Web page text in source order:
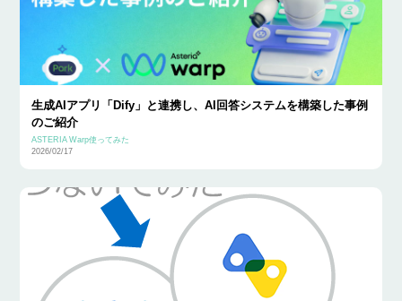
生成AIアプリ「Dify」と連携し、AI回答システムを構築した事例
のご紹介
ASTERIA Warp使ってみた
2026/02/17